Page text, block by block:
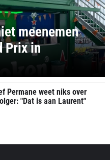
meenemen
Prix in
Permane weet niks over
"Dat is aan Laurent"